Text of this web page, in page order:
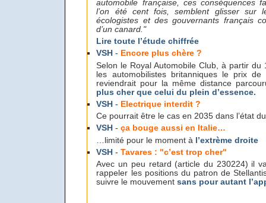
automobile française, ces conséquences
l’on été cent fois, semblent glisser sur
écologistes et des gouvernants français
d’un canard."
Lire toute l’étude chiffrée
VSH- Encore plus chère ?
Selon le Royal Automobile Club, à partir du
les automobilistes britanniques le prix de
reviendrait pour la même distance
plus cher que celui du plein d’essence.
VSH- Electrique interdit ?
Ce pourrait être le cas en 2035 dans l’état
VSH-ça bouge aussi en Italie…
…limité pour le moment à l’extrème droite
VSH-Tavares : "c’est trop cher"
Avec un peu retard (article du 230224) il
rappeler les positions du patron de
suivre le mouvementsans pour autant